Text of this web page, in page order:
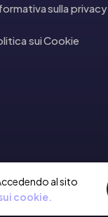
al sito
cookie.
sulla privacy
sui Cookie